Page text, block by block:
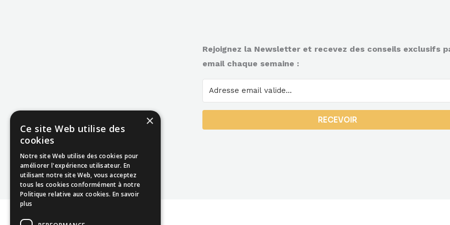
Rejoignez la Newsletter et recevez des conseils exclusifs
email chaque semaine :
RECEVOIR
×
Ce site Web utilise des
cookies
Notre site Web utilise des cookies pour
améliorer l'expérience utilisateur. En
utilisant notre site Web, vous acceptez
tous les cookies conformément à notre
Politique relative aux cookies. En savoir
plus